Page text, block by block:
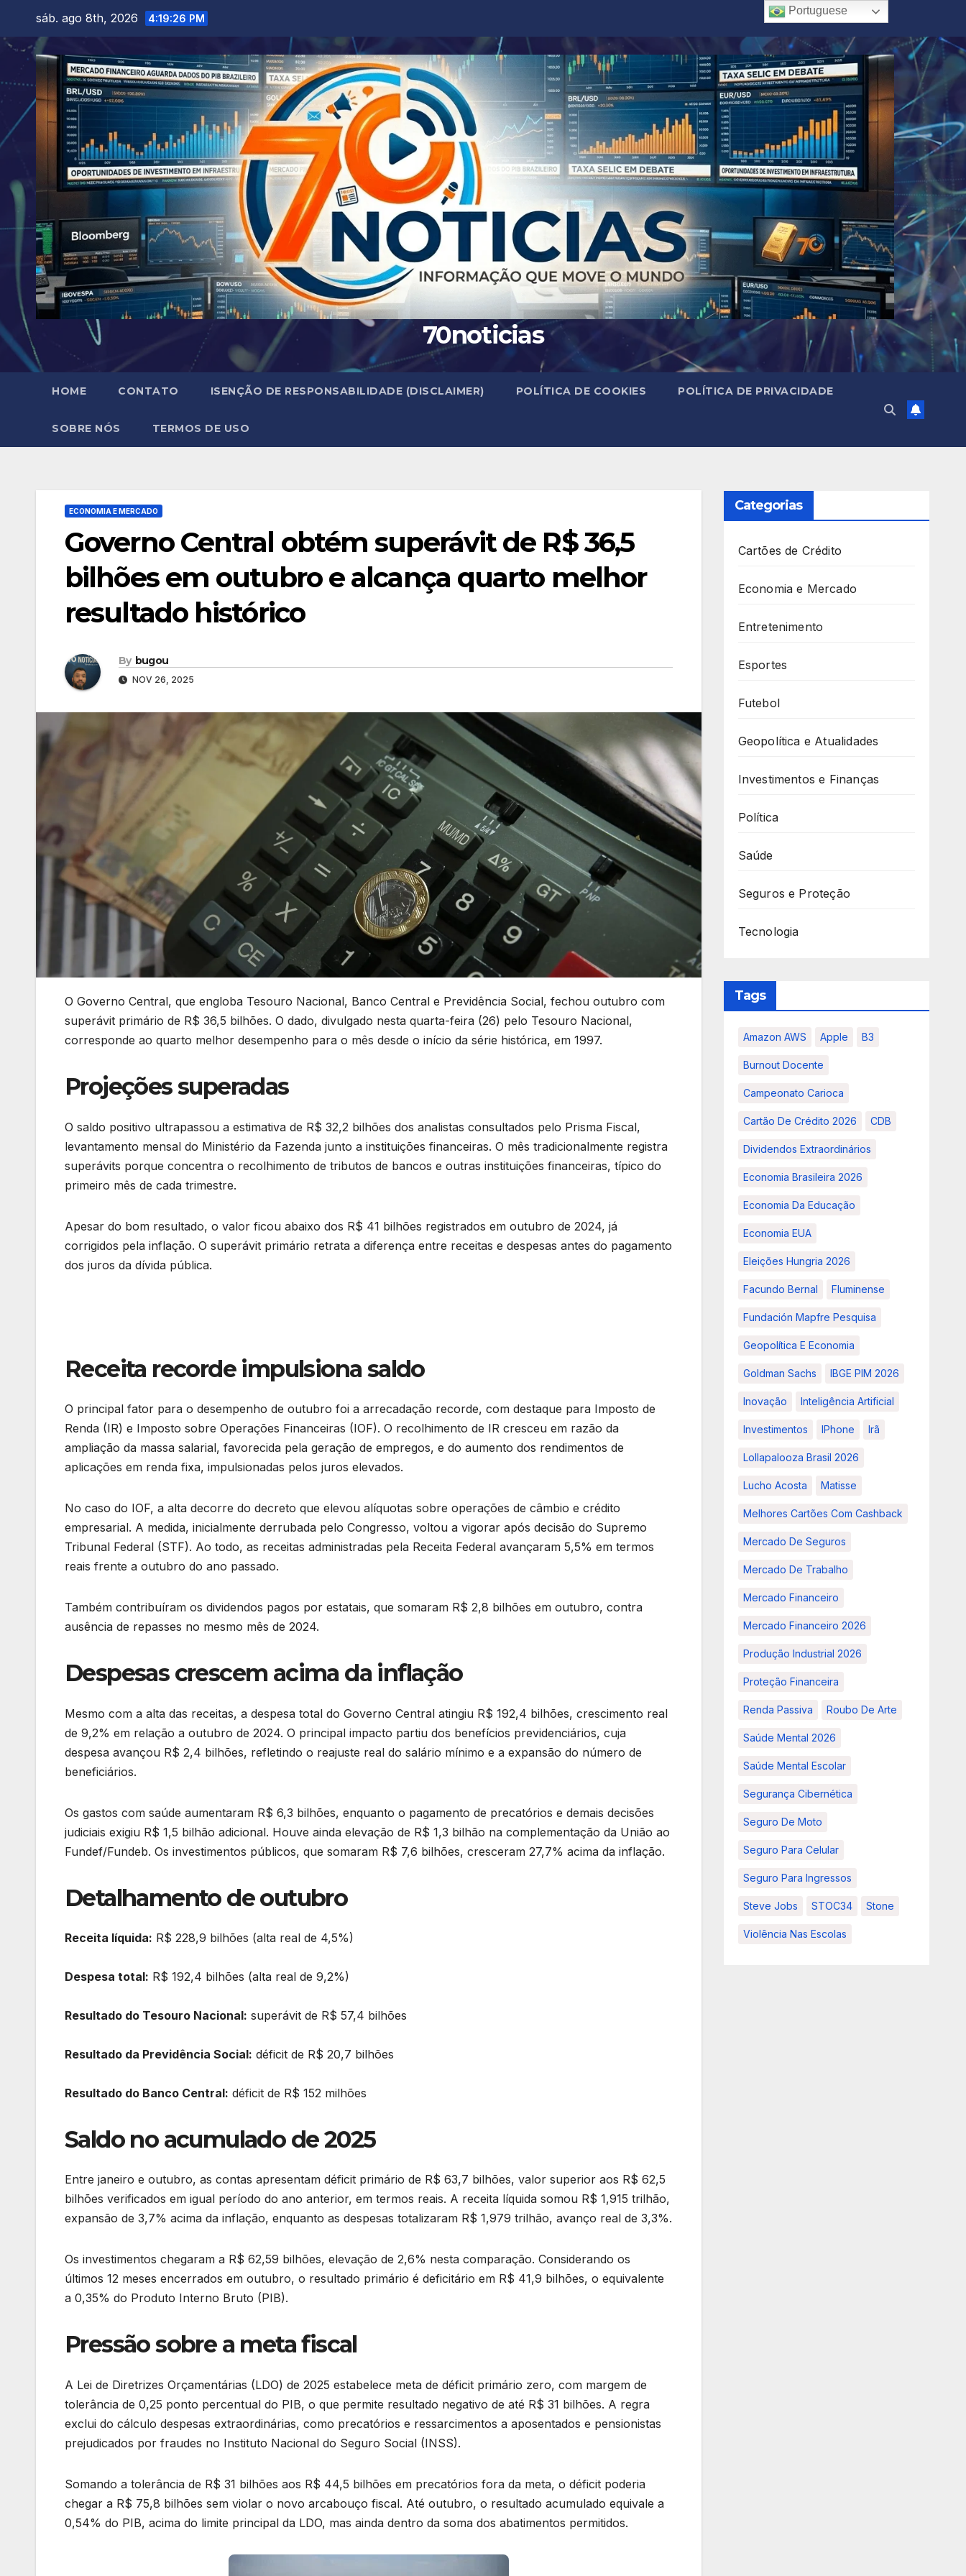
content
sáb. ago 8th, 2026 4:19:27 PM
70noticias
HOME CONTATO ISENÇÃO DE RESPONSABILIDADE (DISCLAIMER) POLÍTICA DE COOKIES POLÍTICA DE PRIVACIDADE
SOBRE NÓS TERMOS DE USO
ECONOMIA E MERCADO
Governo Central obtém superávit de R$ 36,5
bilhões em outubro e alcança quarto melhor
resultado histórico
By bugou
NOV 26, 2025
O Governo Central, que engloba Tesouro Nacional, Banco Central e Previdência Social, fechou outubro com
superávit primário de R$ 36,5 bilhões. O dado, divulgado nesta quarta-feira (26) pelo Tesouro Nacional,
corresponde ao quarto melhor desempenho para o mês desde o início da série histórica, em 1997.
Projeções superadas
O saldo positivo ultrapassou a estimativa de R$ 32,2 bilhões dos analistas consultados pelo Prisma Fiscal,
levantamento mensal do Ministério da Fazenda junto a instituições financeiras. O mês tradicionalmente registra
superávits porque concentra o recolhimento de tributos de bancos e outras instituições financeiras, típico do
primeiro mês de cada trimestre.
Apesar do bom resultado, o valor ficou abaixo dos R$ 41 bilhões registrados em outubro de 2024, já
corrigidos pela inflação. O superávit primário retrata a diferença entre receitas e despesas antes do pagamento
dos juros da dívida pública.
Receita recorde impulsiona saldo
O principal fator para o desempenho de outubro foi a arrecadação recorde, com destaque para Imposto de
Renda (IR) e Imposto sobre Operações Financeiras (IOF). O recolhimento de IR cresceu em razão da
ampliação da massa salarial, favorecida pela geração de empregos, e do aumento dos rendimentos de
aplicações em renda fixa, impulsionadas pelos juros elevados.
No caso do IOF, a alta decorre do decreto que elevou alíquotas sobre operações de câmbio e crédito
empresarial. A medida, inicialmente derrubada pelo Congresso, voltou a vigorar após decisão do Supremo
Tribunal Federal (STF). Ao todo, as receitas administradas pela Receita Federal avançaram 5,5% em termos
reais frente a outubro do ano passado.
Também contribuíram os dividendos pagos por estatais, que somaram R$ 2,8 bilhões em outubro, contra
ausência de repasses no mesmo mês de 2024.
Despesas crescem acima da inflação
Mesmo com a alta das receitas, a despesa total do Governo Central atingiu R$ 192,4 bilhões, crescimento real
de 9,2% em relação a outubro de 2024. O principal impacto partiu dos benefícios previdenciários, cuja
despesa avançou R$ 2,4 bilhões, refletindo o reajuste real do salário mínimo e a expansão do número de
beneficiários.
Os gastos com saúde aumentaram R$ 6,3 bilhões, enquanto o pagamento de precatórios e demais decisões
judiciais exigiu R$ 1,5 bilhão adicional. Houve ainda elevação de R$ 1,3 bilhão na complementação da União ao
Fundef/Fundeb. Os investimentos públicos, que somaram R$ 7,6 bilhões, cresceram 27,7% acima da inflação.
Detalhamento de outubro
Receita líquida: R$ 228,9 bilhões (alta real de 4,5%)
Despesa total: R$ 192,4 bilhões (alta real de 9,2%)
Resultado do Tesouro Nacional: superávit de R$ 57,4 bilhões
Resultado da Previdência Social: déficit de R$ 20,7 bilhões
Resultado do Banco Central: déficit de R$ 152 milhões
Saldo no acumulado de 2025
Entre janeiro e outubro, as contas apresentam déficit primário de R$ 63,7 bilhões, valor superior aos R$ 62,5
bilhões verificados em igual período do ano anterior, em termos reais. A receita líquida somou R$ 1,915 trilhão,
expansão de 3,7% acima da inflação, enquanto as despesas totalizaram R$ 1,979 trilhão, avanço real de 3,3%.
Os investimentos chegaram a R$ 62,59 bilhões, elevação de 2,6% nesta comparação. Considerando os
últimos 12 meses encerrados em outubro, o resultado primário é deficitário em R$ 41,9 bilhões, o equivalente
a 0,35% do Produto Interno Bruto (PIB).
Pressão sobre a meta fiscal
A Lei de Diretrizes Orçamentárias (LDO) de 2025 estabelece meta de déficit primário zero, com margem de
tolerância de 0,25 ponto percentual do PIB, o que permite resultado negativo de até R$ 31 bilhões. A regra
exclui do cálculo despesas extraordinárias, como precatórios e ressarcimentos a aposentados e pensionistas
prejudicados por fraudes no Instituto Nacional do Seguro Social (INSS).
Somando a tolerância de R$ 31 bilhões aos R$ 44,5 bilhões em precatórios fora da meta, o déficit poderia
chegar a R$ 75,8 bilhões sem violar o novo arcabouço fiscal. Até outubro, o resultado acumulado equivale a
0,54% do PIB, acima do limite principal da LDO, mas ainda dentro da soma dos abatimentos permitidos.
Categorias
Cartões de Crédito
Economia e Mercado
Entretenimento
Esportes
Futebol
Geopolítica e Atualidades
Investimentos e Finanças
Política
Saúde
Seguros e Proteção
Tecnologia
Tags
Amazon AWS Apple B3
Burnout Docente
Campeonato Carioca
Cartão De Crédito 2026 CDB
Dividendos Extraordinários
Economia Brasileira 2026
Economia Da Educação
Economia EUA
Eleições Hungria 2026
Facundo Bernal Fluminense
Fundación Mapfre Pesquisa
Geopolítica E Economia
Goldman Sachs IBGE PIM 2026
Inovação Inteligência Artificial
Investimentos IPhone Irã
Lollapalooza Brasil 2026
Lucho Acosta Matisse
Melhores Cartões Com Cashback
Mercado De Seguros
Mercado De Trabalho
Mercado Financeiro
Mercado Financeiro 2026
Produção Industrial 2026
Proteção Financeira
Renda Passiva Roubo De Arte
Saúde Mental 2026
Saúde Mental Escolar
Segurança Cibernética
Seguro De Moto
Seguro Para Celular
Seguro Para Ingressos
Steve Jobs STOC34 Stone
Violência Nas Escolas
Portuguese